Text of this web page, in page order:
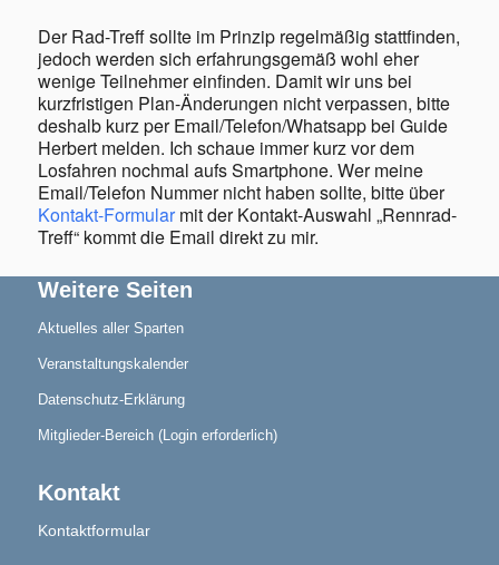
Triathlon
Termine/Training
Aktuelles
Der Rad-Treff sollte im Prinzip regelmäßig stattfinden,
jedoch werden sich erfahrungsgemäß wohl eher
wenige Teilnehmer einfinden. Damit wir uns bei
kurzfristigen Plan-Änderungen nicht verpassen, bitte
deshalb kurz per Email/Telefon/Whatsapp bei Guide
Herbert melden. Ich schaue immer kurz vor dem
Losfahren nochmal aufs Smartphone. Wer meine
Email/Telefon Nummer nicht haben sollte, bitte über
Kontakt-Formularmit der Kontakt-Auswahl „Rennrad-
Treff“ kommt die Email direkt zu mir.
Weitere Seiten
Aktuelles aller Sparten
Veranstaltungskalender
Datenschutz-Erklärung
Mitglieder-Bereich (Login erforderlich)
Kontakt
Kontaktformular